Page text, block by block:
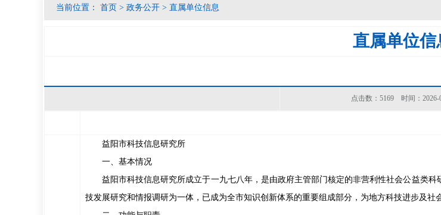
当前位置： 首页 > 政务公开 > 直属单位信息
直属单位信
点击数： 5169时间：2026-
益阳市科技信息研究所
一、基本情况
益阳市科技信息研究所成立于一九七八年，是由政府主管部门核定的非营利性社会公益类
技发展研究和情报调研为一体，已成为全市知识创新体系的重要组成部分，为地方科技进步及社